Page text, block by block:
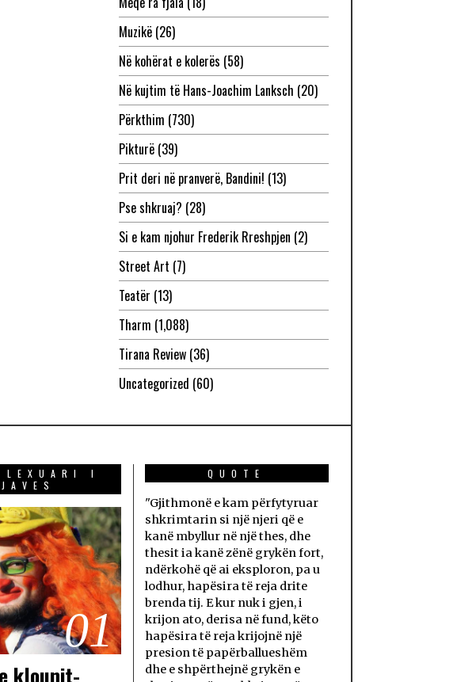
Muzikë(26)
Në kohërat e kolerës (58)
Në kujtim të Hans-Joachim Lanksch (20)
Përkthim (730)
Pikturë(39)
Prit deri në pranverë, Bandini! (13)
Pse shkruaj? (28)
Si e kam njohur Frederik Rreshpjen (2)
Street Art (7)
Teatër (13)
Tharm (1,088)
Tirana Review(36)
Uncategorized (60)
I
JAVES
01
klounit-
QUOTE
"Gjithmonë e kam përfytyruar
shkrimtarin si një njeri që e
kanë mbyllur në një thes, dhe
thesit ia kanë zënë grykën fort,
ndërkohë që ai eksploron, pa u
lodhur, hapësira të reja drite
brenda tij. E kur nuk i gjen, i
krijon ato, derisa në fund, këto
hapësira të reja krijojnë një
presion të papërballueshëm
dhe e shpërthejnë grykën e